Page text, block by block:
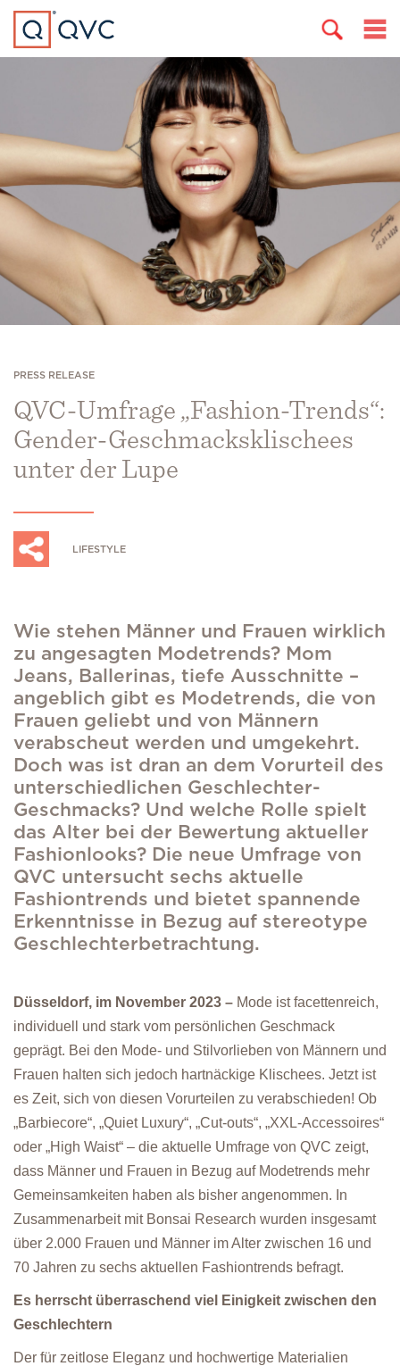
PRESS RELEASE
QVC-Umfrage „Fashion-Trends“:
Gender-Geschmacksklischees
unter der Lupe
LIFESTYLE
Wie stehen Männer und Frauen wirklich
zu angesagten Modetrends? Mom
Jeans, Ballerinas, tiefe Ausschnitte –
angeblich gibt es Modetrends, die von
Frauen geliebt und von Männern
verabscheut werden und umgekehrt.
Doch was ist dran an dem Vorurteil des
unterschiedlichen Geschlechter-
Geschmacks? Und welche Rolle spielt
das Alter bei der Bewertung aktueller
Fashionlooks? Die neue Umfrage von
QVC untersucht sechs aktuelle
Fashiontrends und bietet spannende
Erkenntnisse in Bezug auf stereotype
Geschlechterbetrachtung.
Düsseldorf, im November 2023 – Mode ist facettenreich,
individuell und stark vom persönlichen Geschmack
geprägt. Bei den Mode- und Stilvorlieben von Männern und
Frauen halten sich jedoch hartnäckige Klischees. Jetzt ist
es Zeit, sich von diesen Vorurteilen zu verabschieden! Ob
„Barbiecore“, „Quiet Luxury“, „Cut-outs“, „XXL-Accessoires“
oder „High Waist“ – die aktuelle Umfrage von QVC zeigt,
dass Männer und Frauen in Bezug auf Modetrends mehr
Gemeinsamkeiten haben als bisher angenommen. In
Zusammenarbeit mit Bonsai Research wurden insgesamt
über 2.000 Frauen und Männer im Alter zwischen 16 und
70 Jahren zu sechs aktuellen Fashiontrends befragt.
Es herrscht überraschend viel Einigkeit zwischen den
Geschlechtern
Der für zeitlose Eleganz und hochwertige Materialien